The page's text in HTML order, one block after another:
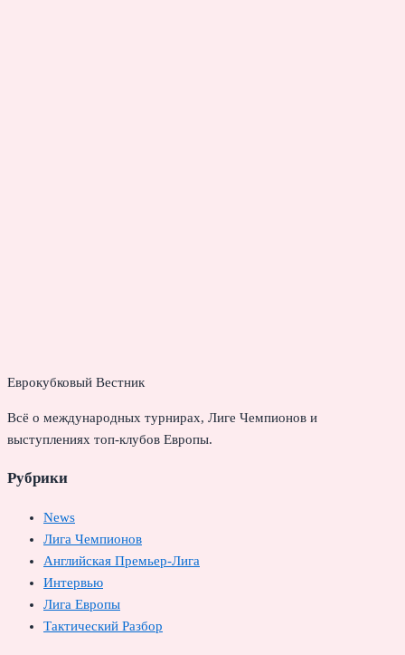
Еврокубковый Вестник
Всё о международных турнирах, Лиге Чемпионов и
выступлениях топ-клубов Европы.
Рубрики
News
Лига Чемпионов
Английская Премьер-Лига
Интервью
Лига Европы
Тактический Разбор